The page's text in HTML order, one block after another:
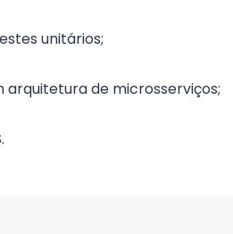
unitários;
de microsserviços;